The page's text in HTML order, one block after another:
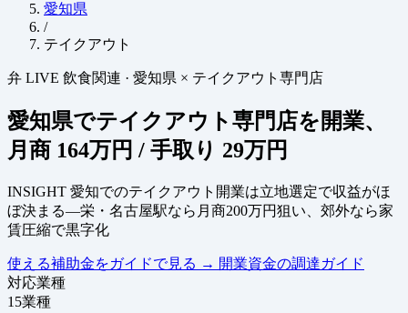
愛知県
/
テイクアウト
弁 LIVE 飲食関連 · 愛知県 × テイクアウト専門店
愛知県でテイクアウト専門店を開業、
月商 164万円 / 手取り 29万円
INSIGHT 愛知でのテイクアウト開業は立地選定で収益がほ
ぼ決まる—栄・名古屋駅なら月商200万円狙い、郊外なら家
賃圧縮で黒字化
使える補助金をガイドで見る → 開業資金の調達ガイド
対応業種
15業種